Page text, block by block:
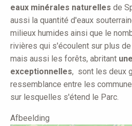
eaux minérales naturelles de
aussi la quantité d'eaux
milieux humides ainsi que le
rivières qui s'écoulent sur plus de
mais aussi les forêts, abritant
exceptionnelles, sont les deux
ressemblance entre les
sur lesquelles s'étend le Parc.
Afbeelding